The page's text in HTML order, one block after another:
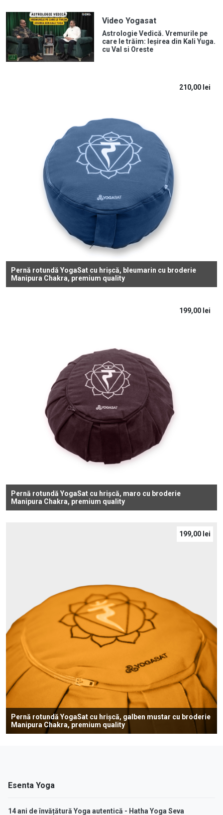
Video Yogasat
Astrologie Vedică. Vremurile pe
care le trăim: Ieșirea din Kali Yuga.
cu Val si Oreste
Pernă rotundă YogaSat cu hrișcă, bleumarin cu broderie
Manipura Chakra, premium quality
210,00 lei
Pernă rotundă YogaSat cu hrișcă, maro cu broderie
Manipura Chakra, premium quality
199,00 lei
Pernă rotundă YogaSat cu hrișcă, galben mustar cu broderie
Manipura Chakra, premium quality
199,00 lei
Esenta Yoga
14 ani de învățătură Yoga autentică - Hatha Yoga Seva